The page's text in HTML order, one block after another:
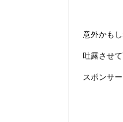
意外かも
吐露させて
スポンサ